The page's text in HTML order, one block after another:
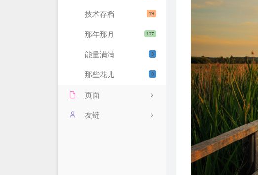
19
技术存档
127
那年那月
3
能量满满
0
那些花儿
页面
远亲近邻
友链